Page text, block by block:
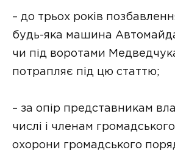
– до трьох років
будь-яка машина
чи під воротами
потрапляє під цю статтю;
– за опір представникам
числі і членам
охорони громадського